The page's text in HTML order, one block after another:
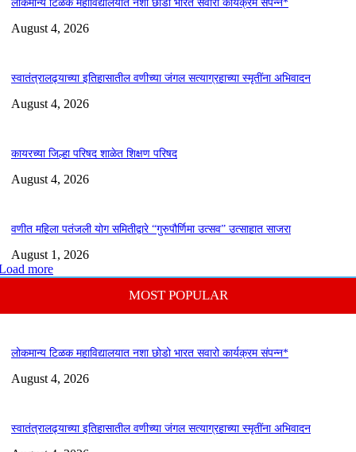
लोकमान्य टिळक महाविद्यालयात नशा छोडो भारत सवारो कार्यक्रम संपन्न*
August 4, 2026
स्वातंत्रालढ्याच्या इतिहासातील वणीच्या जंगल सत्याग्रहाच्या स्मृतींना अभिवादन
August 4, 2026
कायरच्या जिल्हा परिषद शाळेत शिक्षण परिषद
August 4, 2026
वणीत महिला पतंजली योग समितीद्वारे “गुरुपौर्णिमा उत्सव” उत्साहात साजरा
August 1, 2026
more
MOST POPULAR
लोकमान्य टिळक महाविद्यालयात नशा छोडो भारत सवारो कार्यक्रम संपन्न*
August 4, 2026
स्वातंत्रालढ्याच्या इतिहासातील वणीच्या जंगल सत्याग्रहाच्या स्मृतींना अभिवादन